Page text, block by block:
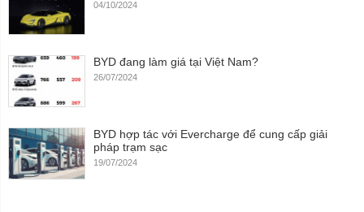
04/10/2024
BYD đang làm giá tại Việt Nam?
26/07/2024
BYD hợp tác với Evercharge để cung cấp giải
pháp trạm sạc
19/07/2024